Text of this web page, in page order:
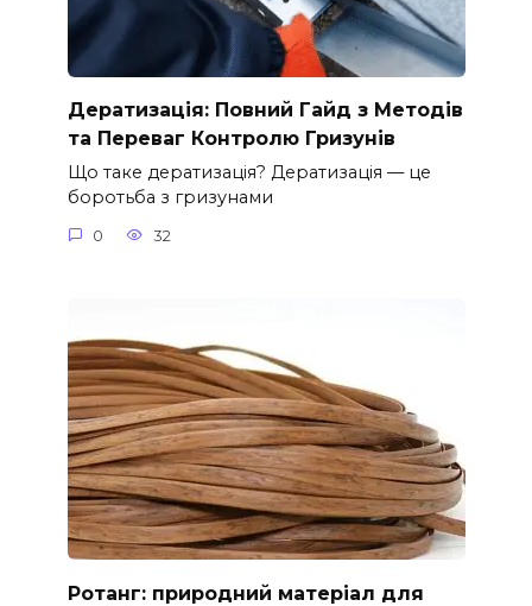
Дератизація: Повний Гайд з Методів
та Переваг Контролю Гризунів
Що таке дератизація? Дератизація — це
боротьба з гризунами
0 32
Ротанг: природний матеріал для